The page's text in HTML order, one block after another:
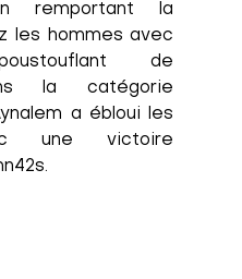
remportant la
les hommes avec
de
la catégorie
a ébloui les
une victoire